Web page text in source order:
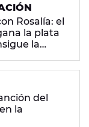
Rosalía: el
la plata
la
del
la